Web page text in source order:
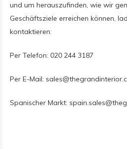
und um herauszufinden, wie wir
Geschäftsziele erreichen können,
kontaktieren:
Per Telefon: 020 244 3187
Per E-Mail:
Spanischer Markt: